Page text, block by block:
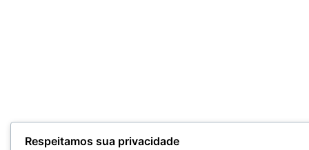
Respeitamos sua privacidade